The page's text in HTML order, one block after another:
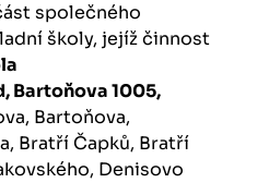
společného
školy, jejíž činnost
Bartoňova 1005,
Bartoňova,
Bratří Čapků, Bratří
Denisovo